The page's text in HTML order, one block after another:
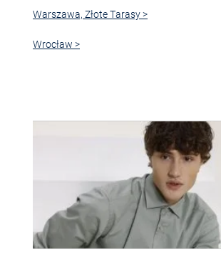
Warszawa, Złote Tarasy >
Wrocław >